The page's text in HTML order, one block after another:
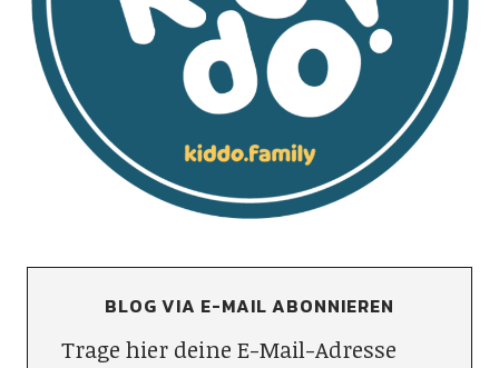
BLOG VIA E-MAIL ABONNIEREN
Trage hier deine E-Mail-Adresse